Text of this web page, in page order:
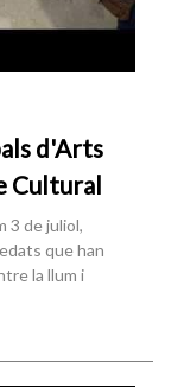
d'Arts
Cultural
3 de juliol,
que han
la llum i